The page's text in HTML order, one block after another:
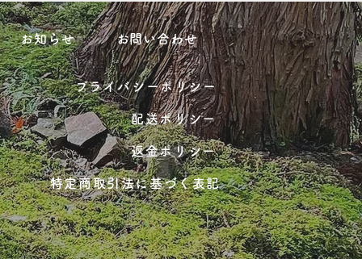
お知らせ お問い合わせ
プライバシーポリシー
配送ポリシー
返金ポリシー
特定商取引法に基づく表記